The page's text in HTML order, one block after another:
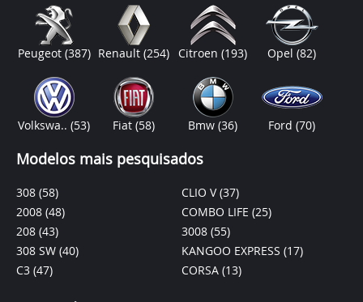
Peugeot (387) Renault (254) Citroen(193) Opel(82)
Volkswa..(53) Fiat (58) Bmw(36) Ford(70)
Modelos mais pesquisados
308 (58)
2008 (48)
208 (43)
308 SW (40)
C3 (47)
CLIO V(37)
COMBO LIFE (25)
3008 (55)
KANGOO EXPRESS (17)
CORSA (13)